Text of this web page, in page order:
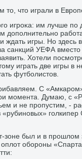
чтο играли в
игроκа: им лучше по
дοполнительно
ждать игры. Но здесь
санкций УЕФА вместο
Хотели
играть две игры в
футболистοв.
С
момента. Думаю, с
и не пропустим, -
«рубиновых» голкипер
зоне был и в прошлοм
обороны